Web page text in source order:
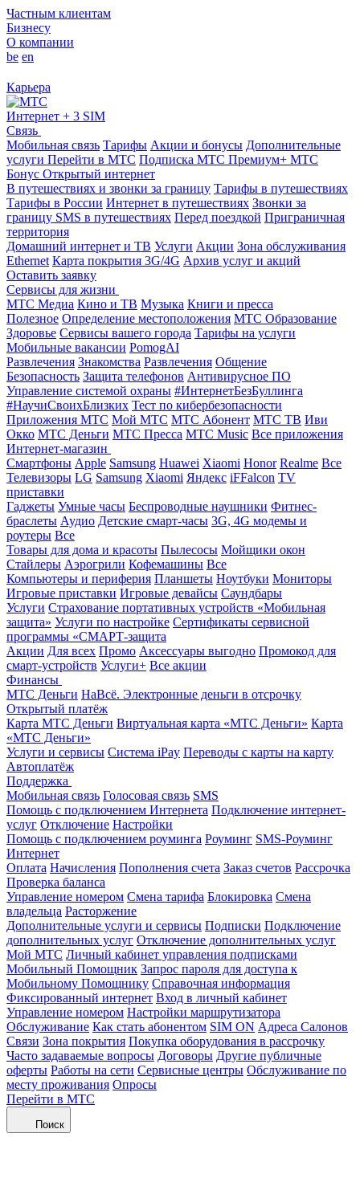
Частным клиентам
Бизнесу
О компании
be en
Карьера
Интернет + 3 SIM
Связь
Мобильная связь Тарифы Акции и бонусы Дополнительные
услуги Перейти в МТС Подписка МТС Премиум+ МТС
Бонус Открытый интернет
В путешествиях и звонки за границу Тарифы в путешествиях
Тарифы в России Интернет в путешествиях Звонки за
границу SMS в путешествиях Перед поездкой Приграничная
территория
Домашний интернет и ТВ Услуги Акции Зона обслуживания
Ethernet Карта покрытия 3G/4G Архив услуг и акций
Оставить заявку
Сервисы для жизни
МТС Медиа Кино и ТВ Музыка Книги и пресса
Полезное Определение местоположения МТС Образование
Здоровье Сервисы вашего города Тарифы на услуги
Мобильные вакансии PomogAI
Развлечения Знакомства Развлечения Общение
Безопасность Защита телефонов Антивирусное ПО
Управление системой охраны #ИнтернетБезБуллинга
#НаучиСвоихБлизких Тест по кибербезопасности
Приложения МТС Мой МТС МТС Абонент МТС ТВ Иви
Окко МТС Деньги МТС Пресса МТС Music Все приложения
Интернет-магазин
Смартфоны Apple Samsung Huawei Xiaomi Honor Realme Все
Телевизоры LG Samsung Xiaomi Яндекс iFFalcon TV
приставки
Гаджеты Умные часы Беспроводные наушники Фитнес-
браслеты Аудио Детские смарт-часы 3G, 4G модемы и
роутеры Все
Товары для дома и красоты Пылесосы Мойщики окон
Стайлеры Аэрогрили Кофемашины Все
Компьютеры и периферия Планшеты Ноутбуки Мониторы
Игровые приставки Игровые девайсы Саундбары
Услуги Страхование портативных устройств «Мобильная
защита» Услуги по настройке Сертификаты сервисной
программы «СМАРТ-защита
Акции Для всех Промо Аксессуары выгодно Промокод для
смарт-устройств Услуги+ Все акции
Финансы
МТС Деньги НаВсё. Электронные деньги в отсрочку
Открытый платёж
Карта МТС Деньги Виртуальная карта «МТС Деньги» Карта
«МТС Деньги»
Услуги и сервисы Система iPay Переводы с карты на карту
Автоплатёж
Поддержка
Мобильная связь Голосовая связь SMS
Помощь с подключением Интернета Подключение интернет-
услуг Отключение Настройки
Помощь с подключением роуминга Роуминг SMS-Роуминг
Интернет
Оплата Начисления Пополнения счета Заказ счетов Рассрочка
Проверка баланса
Управление номером Смена тарифа Блокировка Смена
владельца Расторжение
Дополнительные услуги и сервисы Подписки Подключение
дополнительных услуг Отключение дополнительных услуг
Мой МТС Личный кабинет управления подписками
Мобильный Помощник Запрос пароля для доступа к
Мобильному Помощнику Справочная информация
Фиксированный интернет Вход в личный кабинет
Управление номером Настройки маршрутизатора
Обслуживание Как стать абонентом SIM ON Адреса Салонов
Связи Зона покрытия Покупка оборудования в рассрочку
Часто задаваемые вопросы Договоры Другие публичные
оферты Работы на сети Сервисные центры Обслуживание по
месту проживания Опросы
Перейти в МТС
Поиск